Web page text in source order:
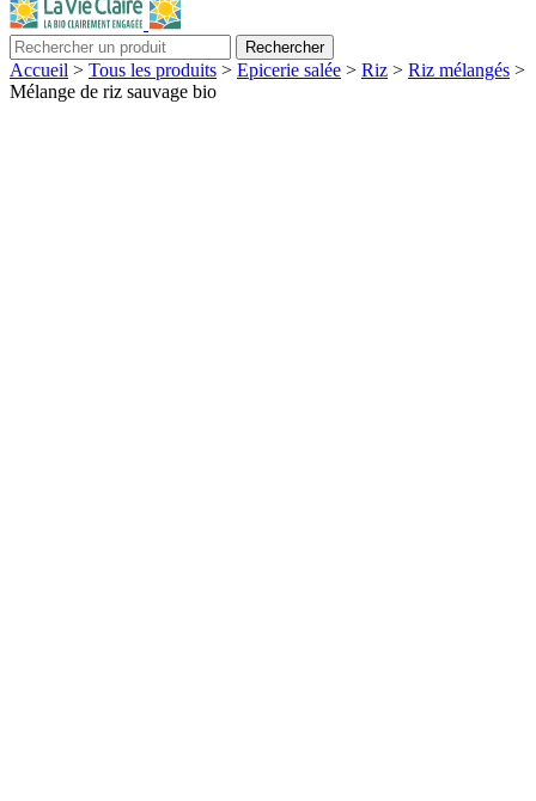
Rechercher
Accueil > Tous les produits > Epicerie salée > Riz > Riz mélangés >
Mélange de riz sauvage bio